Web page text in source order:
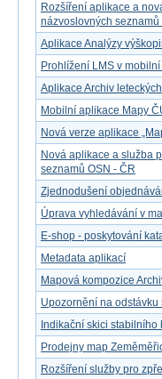
Rozšíření aplikace a
názvoslovných seznamů
Aplikace Analýzy
Prohlížení LMS v
Aplikace Archiv
Mobilní aplikace Mapy
Nová verze aplikace
Nová aplikace a služba
seznamů OSN - ČR
Zjednodušení
Úprava vyhledávání v
E-shop - poskytování
Metadata aplikací
Mapová kompozice
Upozornění na
Indikační skici
Prodejny map
Rozšíření služby pro